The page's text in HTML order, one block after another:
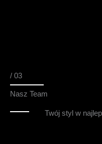
/ 03
Nasz Team
Twój styl w